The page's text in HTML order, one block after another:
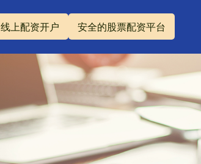
线上配资开户 安全的股票配资平台